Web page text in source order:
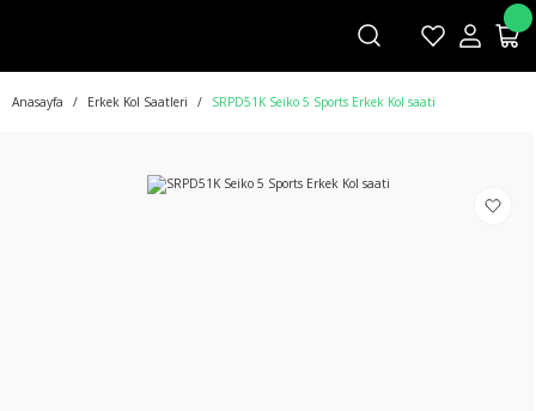
Anasayfa Erkek Kol Saatleri SRPD51K Seiko 5 Sports Erkek Kol saati